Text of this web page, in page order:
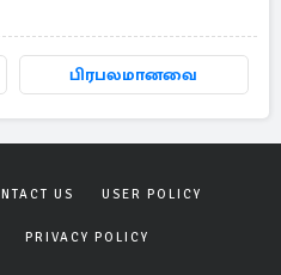
பிரபலமானவை
US USER POLICY
PRIVACY POLICY